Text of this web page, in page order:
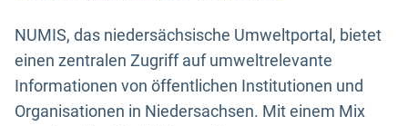
NUMIS, das niedersächsische Umweltportal, bietet
einen zentralen Zugriff auf umweltrelevante
Informationen von öffentlichen Institutionen und
Organisationen in Niedersachsen. Mit einem Mix